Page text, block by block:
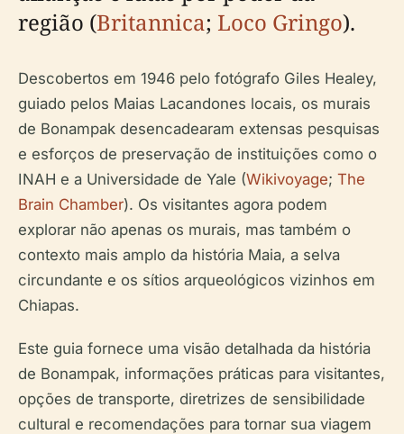
região (Britannica; Loco Gringo).
Descobertos em 1946 pelo fotógrafo Giles Healey,
guiado pelos Maias Lacandones locais, os murais
de Bonampak desencadearam extensas pesquisas
e esforços de preservação de instituições como o
INAH e a Universidade de Yale (Wikivoyage; The
Brain Chamber). Os visitantes agora podem
explorar não apenas os murais, mas também o
contexto mais amplo da história Maia, a selva
circundante e os sítios arqueológicos vizinhos em
Chiapas.
Este guia fornece uma visão detalhada da história
de Bonampak, informações práticas para visitantes,
opções de transporte, diretrizes de sensibilidade
cultural e recomendações para tornar sua viagem